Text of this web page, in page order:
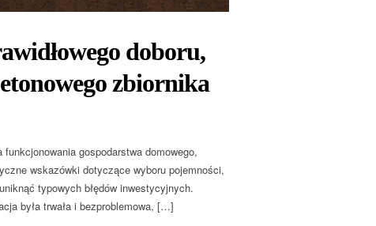
doboru,
zbiornika
gospodarstwa domowego,
wskazówki dotyczące wyboru pojemności,
typowych błędów inwestycyjnych.
była trwała i bezproblemowa, […]